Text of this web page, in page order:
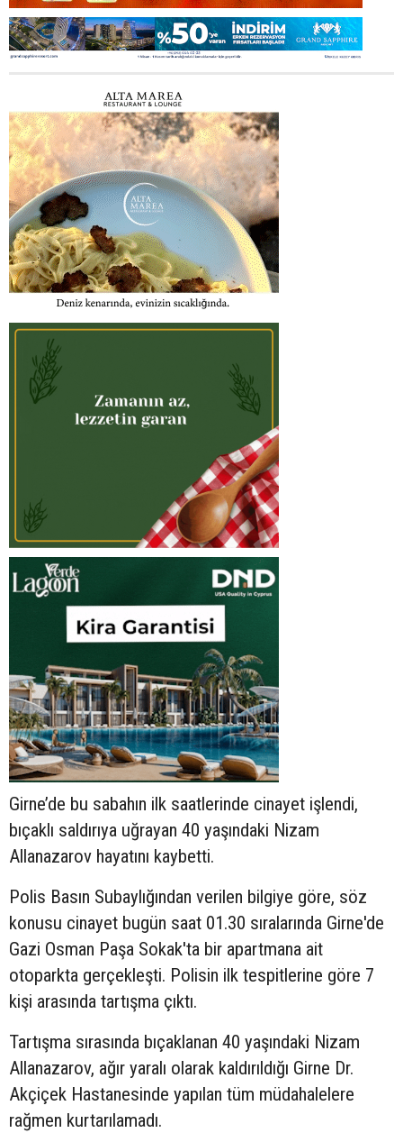
Girne’de bu sabahın ilk saatlerinde cinayet işlendi,
bıçaklı saldırıya uğrayan 40 yaşındaki Nizam
Allanazarov hayatını kaybetti.
Polis Basın Subaylığından verilen bilgiye göre, söz
konusu cinayet bugün saat 01.30 sıralarında Girne'de
Gazi Osman Paşa Sokak'ta bir apartmana ait
otoparkta gerçekleşti. Polisin ilk tespitlerine göre 7
kişi arasında tartışma çıktı.
Tartışma sırasında bıçaklanan 40 yaşındaki Nizam
Allanazarov, ağır yaralı olarak kaldırıldığı Girne Dr.
Akçiçek Hastanesinde yapılan tüm müdahalelere
rağmen kurtarılamadı.